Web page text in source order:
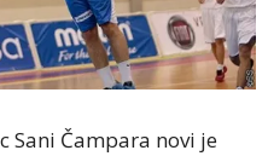
Sani Čampara novi je